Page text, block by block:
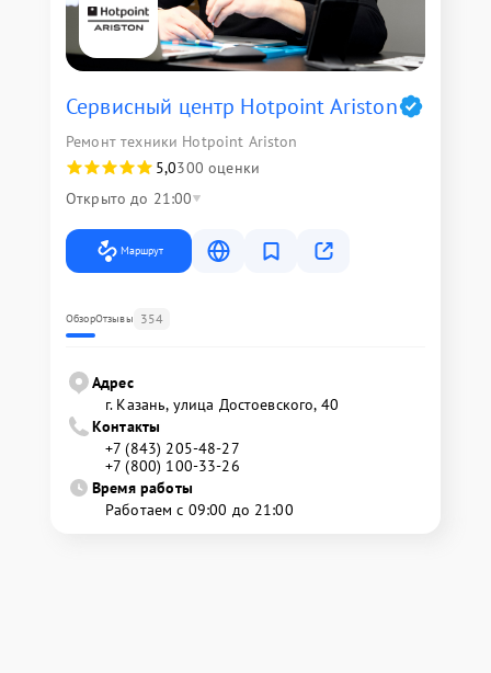
Сервисный центр Hotpoint Ariston
Ремонт техники Hotpoint Ariston
5,0300 оценки
Открыто до 21:00
Маршрут
ОбзорОтзывы 354
Адрес
г. Казань, улица Достоевского, 40
Контакты
+7 (843) 205-48-27
+7 (800) 100-33-26
Время работы
Работаем с 09:00 до 21:00